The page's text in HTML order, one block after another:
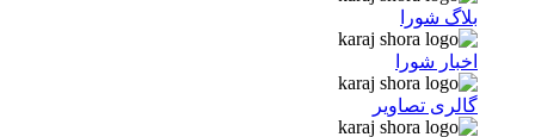
بلاگ شورا
اخبار شورا
گالری تصاویر